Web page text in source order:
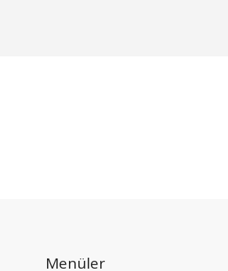
Menüler